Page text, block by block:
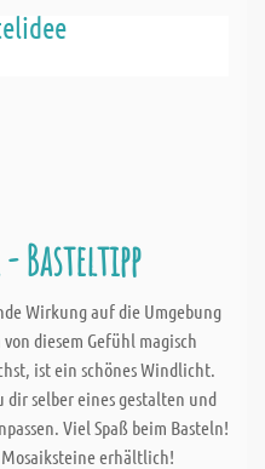
Basteltipp
Wirkung auf die Umgebung
diesem Gefühl magisch
ist ein schönes Windlicht.
dir selber eines gestalten und
Viel Spaß beim Basteln!
Mosaiksteine erhältlich!